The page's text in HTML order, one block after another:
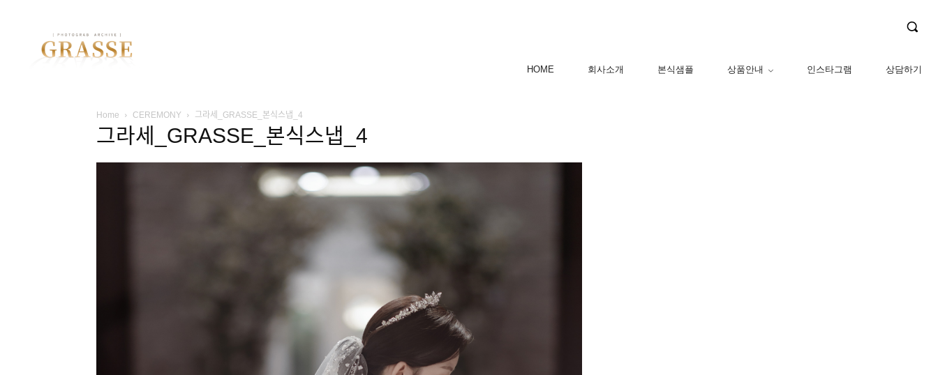
HOME 회사소개 본식샘플 상품안내 인스타그램 상담하기
Home CEREMONY 그라세_GRASSE_본식스냅_4
그라세_GRASSE_본식스냅_4